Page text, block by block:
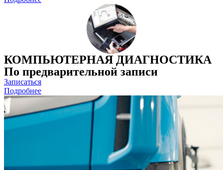
КОМПЬЮТЕРНАЯ ДИАГНОСТИКА
По предварительной записи
Записаться
Подробнее